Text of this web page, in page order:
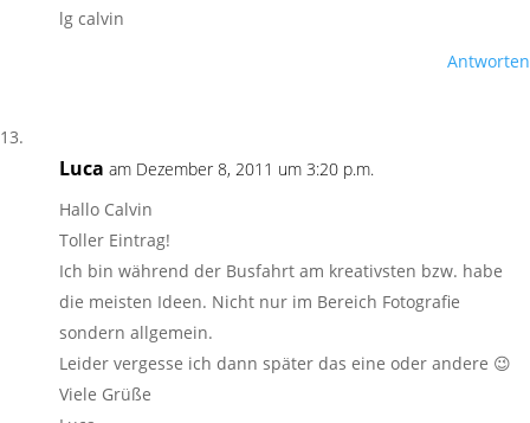
lg calvin
Antworten
Luca am Dezember 8, 2011 um 3:20 p.m.
Hallo Calvin
Toller Eintrag!
Ich bin während der Busfahrt am kreativsten bzw. habe
die meisten Ideen. Nicht nur im Bereich Fotografie
sondern allgemein.
Leider vergesse ich dann später das eine oder andere 😉
Viele Grüße